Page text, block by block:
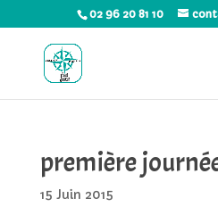
02 96 20 81 10
première
15 Juin 2015